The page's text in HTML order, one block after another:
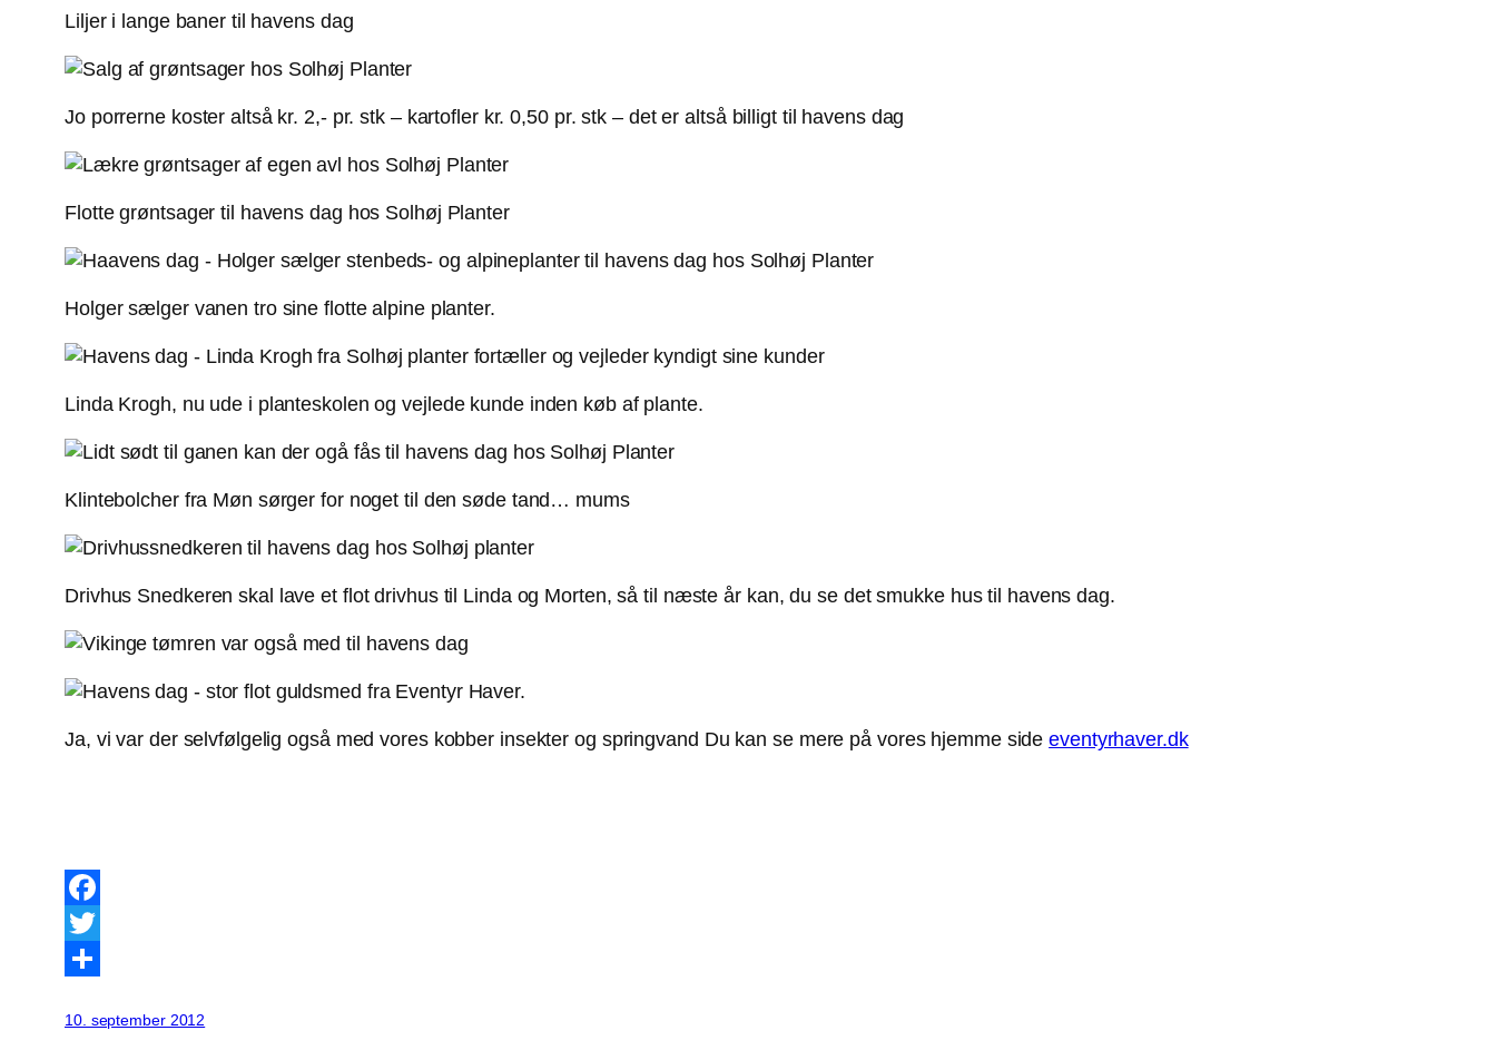
Liljer i lange baner til havens dag
Jo porrerne koster altså kr. 2,- pr. stk – kartofler kr. 0,50 pr. stk – det er altså billigt til havens dag
Flotte grøntsager til havens dag hos Solhøj Planter
Holger sælger vanen tro sine flotte alpine planter.
Linda Krogh, nu ude i planteskolen og vejlede kunde inden køb af plante.
Klintebolcher fra Møn sørger for noget til den søde tand… mums
Drivhus Snedkeren skal lave et flot drivhus til Linda og Morten, så til næste år kan, du se det smukke hus til havens dag.
Ja, vi var der selvfølgelig også med vores kobber insekter og springvand Du kan se mere på vores hjemme sideeventyrhaver.dk
Facebook
Twitter
10. september 2012